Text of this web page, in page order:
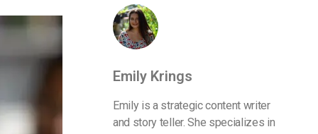
Emily Krings
Emily is a strategic content writer
and story teller. She specializes in